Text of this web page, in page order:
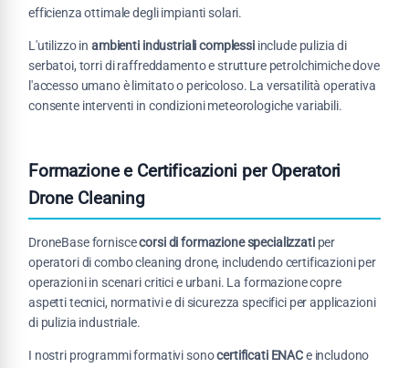
efficienza ottimale degli impianti solari.
L'utilizzo inambienti industriali complessiinclude pulizia di
serbatoi, torri di raffreddamento e strutture petrolchimiche dove
l'accesso umano è limitato o pericoloso. La versatilità operativa
consente interventi in condizioni meteorologiche variabili.
Formazione e Certificazioni per Operatori
Drone Cleaning
DroneBase forniscecorsi di formazione specializzatiper
operatori di combo cleaning drone, includendo certificazioni per
operazioni in scenari critici e urbani. La formazione copre
aspetti tecnici, normativi e di sicurezza specifici per applicazioni
di pulizia industriale.
I nostri programmi formativi sonocertificati ENACe includono